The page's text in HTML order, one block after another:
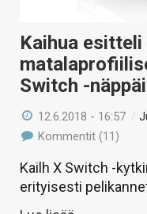
Kaihua
Switch -
12.6.2018 - 16:57 /
Kommentit (11)
Kailh X Switch -
erityisesti